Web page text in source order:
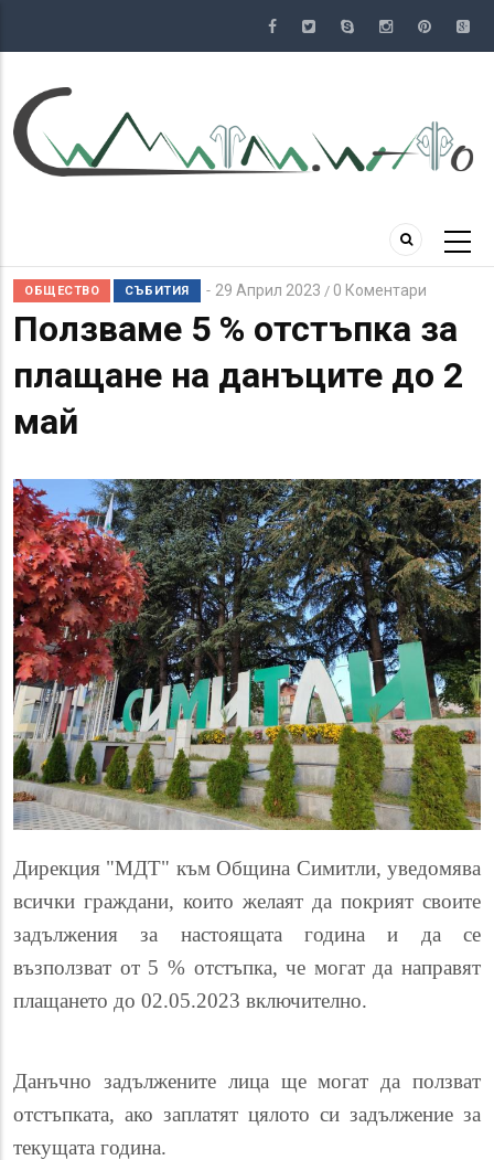
съдържание
ОБЩЕСТВО СЪБИТИЯ 29 Април 2023 / 0 Коментари
Ползваме 5 % отстъпка за
плащане на данъците до 2
май
Дирекция "МДТ" към Община Симитли, уведомява
всички граждани, които желаят да покрият своите
задължения за настоящата година и да се
възползват от 5 % отстъпка, че могат да направят
плащането до 02.05.2023 включително.
Данъчно задължените лица ще могат да ползват
отстъпката, ако заплатят цялото си задължение за
текущата година.